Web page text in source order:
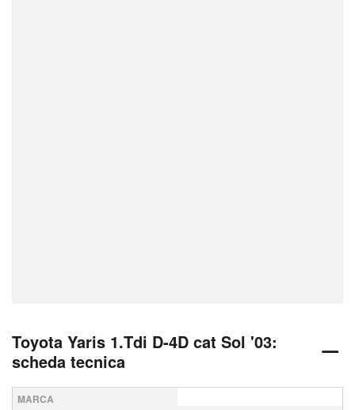
Toyota Yaris 1.Tdi D-4D cat Sol '03:
scheda tecnica
MARCA